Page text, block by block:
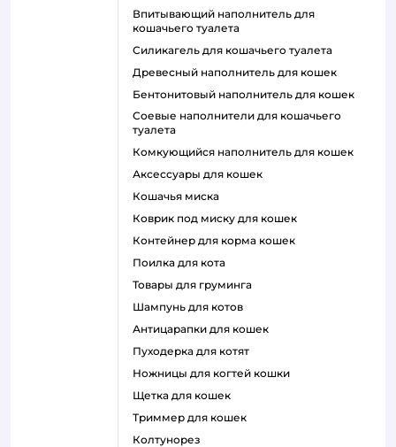
впитывающий наполнитель для
кошачьего туалета
силикагель для кошачьего туалета
древесный наполнитель для кошек
бентонитовый наполнитель для кошек
соевые наполнители для кошачьего
туалета
комкующийся наполнитель для кошек
аксессуары для кошек
кошачья миска
коврик под миску для кошек
контейнер для корма кошек
поилка для кота
товары для груминга
шампунь для котов
антицарапки для кошек
пуходерка для котят
ножницы для когтей кошки
щетка для кошек
триммер для кошек
колтунорез